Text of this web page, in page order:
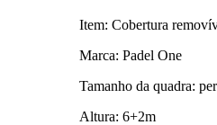
Item: Cobertura
Marca: Padel One
Tamanho da quadra:
Altura: 6+2m